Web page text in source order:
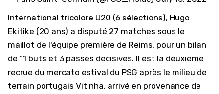
International tricolore U20 (6 sélections), Hugo
Ekitike (20 ans) a disputé 27 matches sous le
maillot de l'équipe première de Reims, pour un bilan
de 11 buts et 3 passes décisives. Il est la deuxième
recrue du mercato estival du PSG après le milieu de
terrain portugais Vitinha, arrivé en provenance de